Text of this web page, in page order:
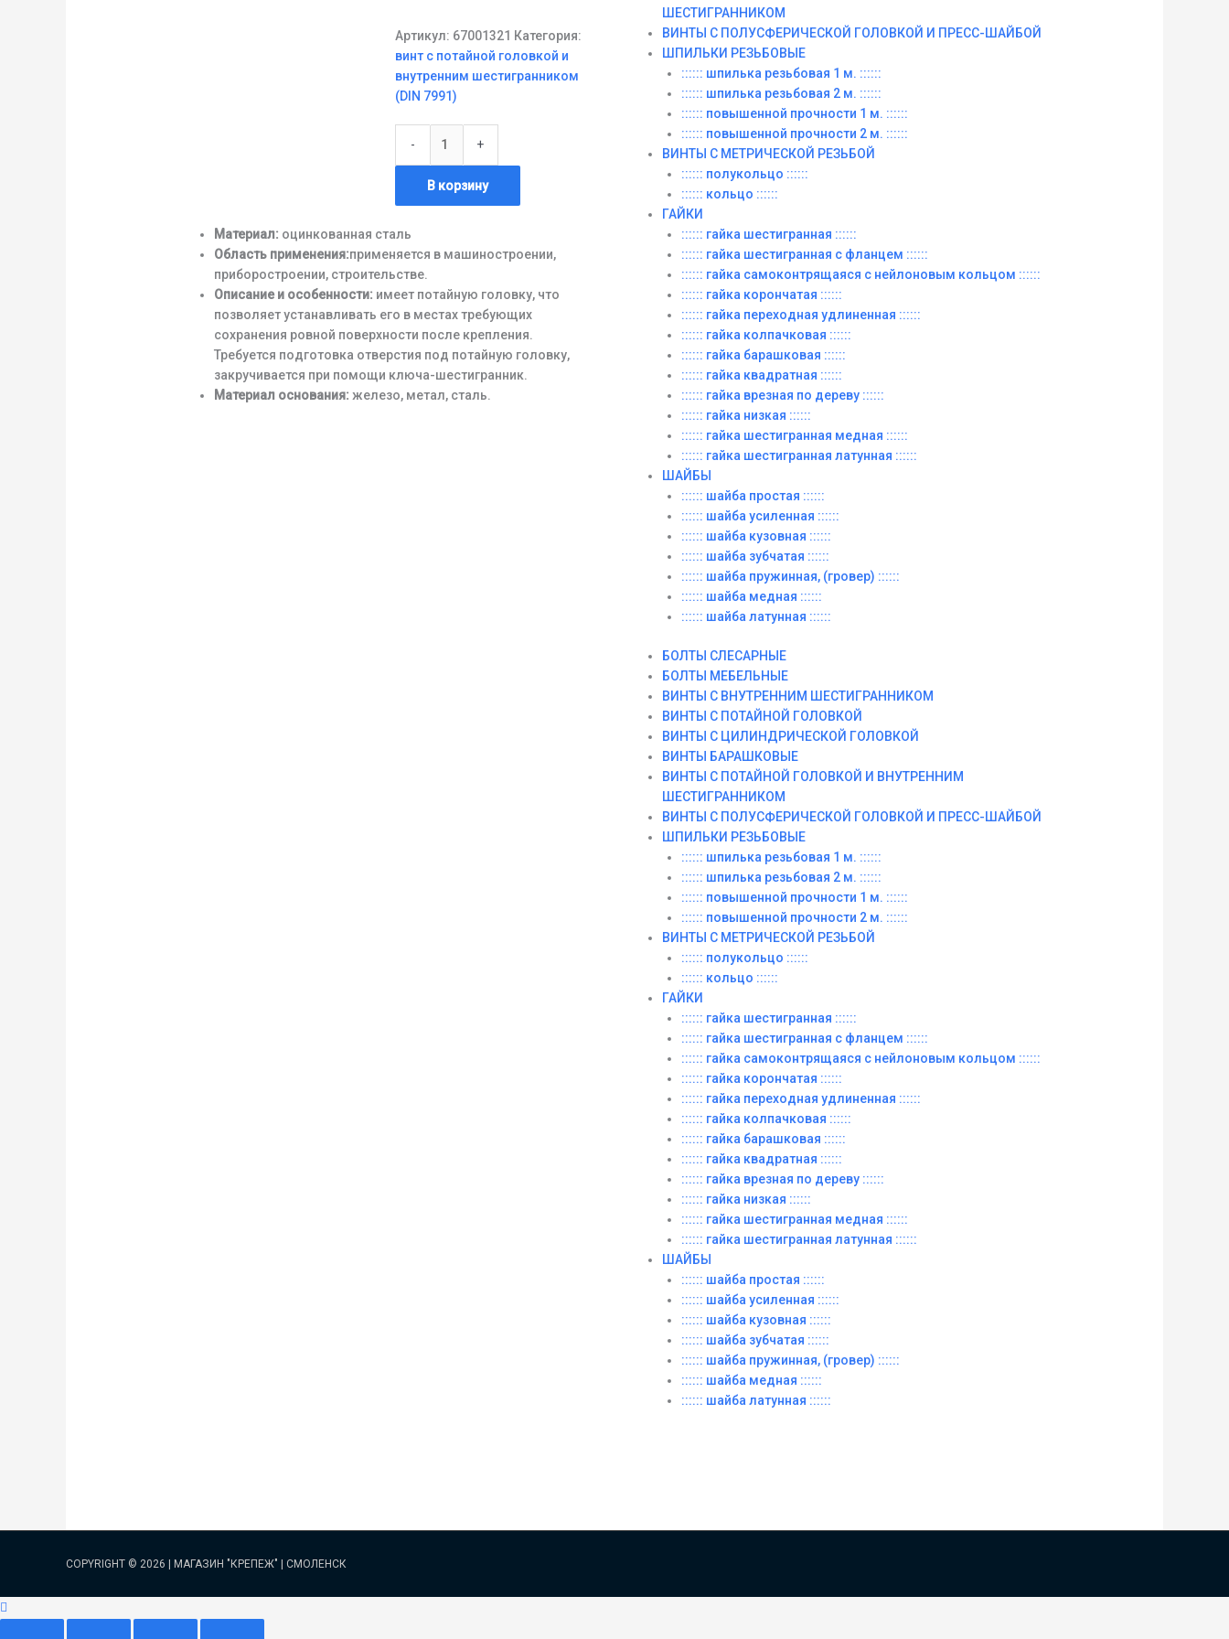
Артикул: 67001321 Категория:
винт с потайной головкой и
внутренним шестигранником
(DIN 7991)
- +
В корзину
Материал: оцинкованная сталь
Область применения:применяется в машиностроении,
приборостроении, строительстве.
Описание и особенности: имеет потайную головку, что
позволяет устанавливать его в местах требующих
сохранения ровной поверхности после крепления.
Требуется подготовка отверстия под потайную головку,
закручивается при помощи ключа-шестигранник.
Материал основания: железо, метал, сталь.
ШЕСТИГРАННИКОМ
ВИНТЫ С ПОЛУСФЕРИЧЕСКОЙ ГОЛОВКОЙ И ПРЕСС-ШАЙБОЙ
ШПИЛЬКИ РЕЗЬБОВЫЕ
:::::: шпилька резьбовая 1 м. ::::::
:::::: шпилька резьбовая 2 м. ::::::
:::::: повышенной прочности 1 м. ::::::
:::::: повышенной прочности 2 м. ::::::
ВИНТЫ C МЕТРИЧЕСКОЙ РЕЗЬБОЙ
:::::: полукольцо ::::::
:::::: кольцо ::::::
ГАЙКИ
:::::: гайка шестигранная ::::::
:::::: гайка шестигранная с фланцем ::::::
:::::: гайка самоконтрящаяся с нейлоновым кольцом ::::::
:::::: гайка корончатая ::::::
:::::: гайка переходная удлиненная ::::::
:::::: гайка колпачковая ::::::
:::::: гайка барашковая ::::::
:::::: гайка квадратная ::::::
:::::: гайка врезная по дереву ::::::
:::::: гайка низкая ::::::
:::::: гайка шестигранная медная ::::::
:::::: гайка шестигранная латунная ::::::
ШАЙБЫ
:::::: шайба простая ::::::
:::::: шайба усиленная ::::::
:::::: шайба кузовная ::::::
:::::: шайба зубчатая ::::::
:::::: шайба пружинная, (гровер) ::::::
:::::: шайба медная ::::::
:::::: шайба латунная ::::::
БОЛТЫ СЛЕСАРНЫЕ
БОЛТЫ МЕБЕЛЬНЫЕ
ВИНТЫ С ВНУТРЕННИМ ШЕСТИГРАННИКОМ
ВИНТЫ С ПОТАЙНОЙ ГОЛОВКОЙ
ВИНТЫ С ЦИЛИНДРИЧЕСКОЙ ГОЛОВКОЙ
ВИНТЫ БАРАШКОВЫЕ
ВИНТЫ С ПОТАЙНОЙ ГОЛОВКОЙ И ВНУТРЕННИМ
ШЕСТИГРАННИКОМ
ВИНТЫ С ПОЛУСФЕРИЧЕСКОЙ ГОЛОВКОЙ И ПРЕСС-ШАЙБОЙ
ШПИЛЬКИ РЕЗЬБОВЫЕ
:::::: шпилька резьбовая 1 м. ::::::
:::::: шпилька резьбовая 2 м. ::::::
:::::: повышенной прочности 1 м. ::::::
:::::: повышенной прочности 2 м. ::::::
ВИНТЫ C МЕТРИЧЕСКОЙ РЕЗЬБОЙ
:::::: полукольцо ::::::
:::::: кольцо ::::::
ГАЙКИ
:::::: гайка шестигранная ::::::
:::::: гайка шестигранная с фланцем ::::::
:::::: гайка самоконтрящаяся с нейлоновым кольцом ::::::
:::::: гайка корончатая ::::::
:::::: гайка переходная удлиненная ::::::
:::::: гайка колпачковая ::::::
:::::: гайка барашковая ::::::
:::::: гайка квадратная ::::::
:::::: гайка врезная по дереву ::::::
:::::: гайка низкая ::::::
:::::: гайка шестигранная медная ::::::
:::::: гайка шестигранная латунная ::::::
ШАЙБЫ
:::::: шайба простая ::::::
:::::: шайба усиленная ::::::
:::::: шайба кузовная ::::::
:::::: шайба зубчатая ::::::
:::::: шайба пружинная, (гровер) ::::::
:::::: шайба медная ::::::
:::::: шайба латунная ::::::
COPYRIGHT © 2026 | МАГАЗИН "КРЕПЕЖ" | СМОЛЕНСК